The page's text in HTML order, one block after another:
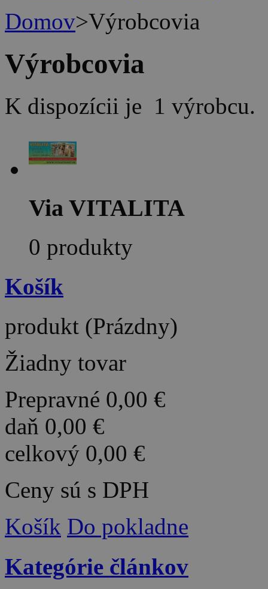
Domov>Výrobcovia
Výrobcovia
K dispozícii je 1 výrobcu.
Via VITALITA
0 produkty
Košík
produkt (Prázdny)
Žiadny tovar
Prepravné 0,00 €
daň 0,00 €
celkový 0,00 €
Ceny sú s DPH
Košík Do pokladne
Kategórie článkov